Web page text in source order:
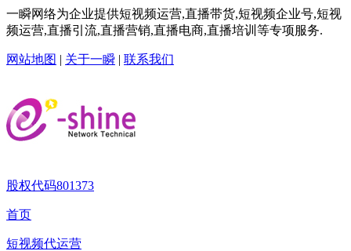
一瞬网络为企业提供短视频运营,直播带货,短视频企业号,短视
频运营,直播引流,直播营销,直播电商,直播培训等专项服务.
网站地图 | 关于一瞬 | 联系我们
股权代码801373
首页
短视频代运营